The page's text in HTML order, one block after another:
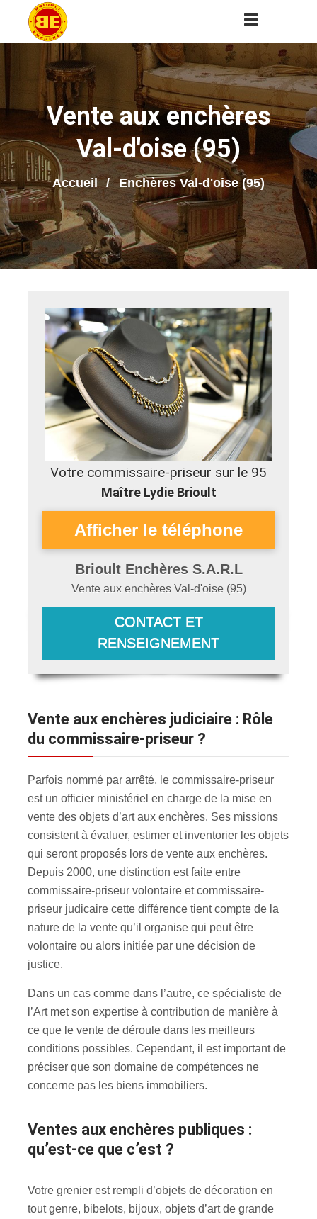
Vente aux enchères
Val-d'oise (95)
Accueil Enchères Val-d'oise (95)
Votre commissaire-priseur sur le 95
Maître Lydie Brioult
Brioult Enchères S.A.R.L
Vente aux enchères Val-d'oise(95)
CONTACT ET
RENSEIGNEMENT
Vente aux enchères judiciaire : Rôle
du commissaire-priseur ?
Parfois nommé par arrêté, le commissaire-priseur
est un officier ministériel en charge de la mise en
vente des objets d’art aux enchères. Ses missions
consistent à évaluer, estimer et inventorier les objets
qui seront proposés lors de vente aux enchères.
Depuis 2000, une distinction est faite entre
commissaire-priseur volontaire et commissaire-
priseur judicaire cette différence tient compte de la
nature de la vente qu’il organise qui peut être
volontaire ou alors initiée par une décision de
justice.
Dans un cas comme dans l’autre, ce spécialiste de
l’Art met son expertise à contribution de manière à
ce que le vente de déroule dans les meilleurs
conditions possibles. Cependant, il est important de
préciser que son domaine de compétences ne
concerne pas les biens immobiliers.
Ventes aux enchères publiques :
qu’est-ce que c’est ?
Votre grenier est rempli d’objets de décoration en
tout genre, bibelots, bijoux, objets d’art de grande